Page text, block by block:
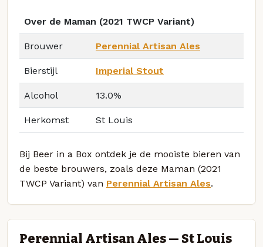
Over de Maman (2021 TWCP Variant)
Brouwer Perennial Artisan Ales
Bierstijl Imperial Stout
Alcohol 13.0%
Herkomst St Louis
Bij Beer in a Box ontdek je de mooiste bieren van
de beste brouwers, zoals deze Maman (2021
TWCP Variant) van Perennial Artisan Ales.
Perennial Artisan Ales — St Louis